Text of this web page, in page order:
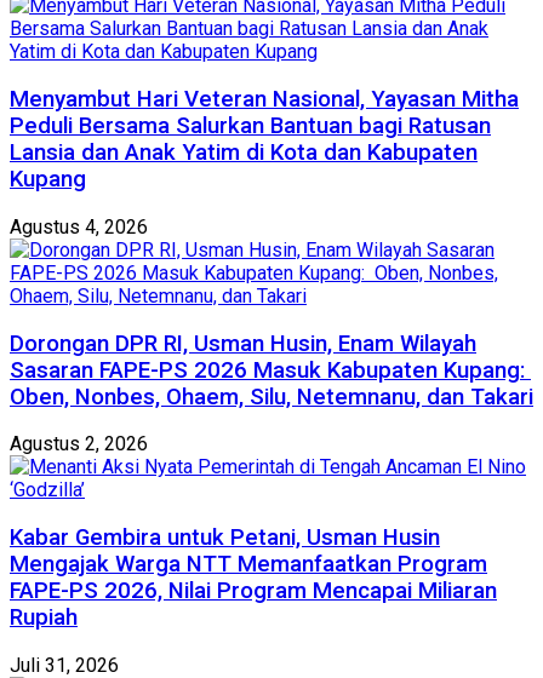
​Menyambut Hari Veteran Nasional, Yayasan Mitha
Peduli Bersama Salurkan Bantuan bagi Ratusan
Lansia dan Anak Yatim di Kota dan Kabupaten
Kupang
Agustus 4, 2026
Dorongan DPR RI, Usman Husin, Enam Wilayah
Sasaran FAPE-PS 2026 Masuk Kabupaten Kupang:
Oben, Nonbes, Ohaem, Silu, Netemnanu, dan Takari
Agustus 2, 2026
Kabar Gembira untuk Petani, Usman Husin
Mengajak Warga NTT Memanfaatkan Program
FAPE-PS 2026, Nilai Program Mencapai Miliaran
Rupiah
Juli 31, 2026